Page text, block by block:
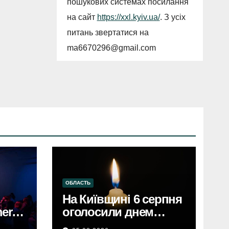
пошукових системах посилання
на сайт https://xxl.kyiv.ua/. З усіх
питань звертатися на
ma6670296@gmail.com
ОБЛАСТЬ
На Київщині 6 серпня
оголосили днем
жалобиКиївщина в